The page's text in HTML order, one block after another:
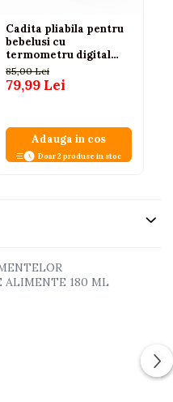
Cadita pliabila pentru
bebelusi cu
termometru digital
roz, fetite, 0-3 ani,
antiderapanta 75 cm
85,00 Lei
79,99 Lei
Adauga in cos
Doar 2 produse in stoc
ALIMENTE 180 ML